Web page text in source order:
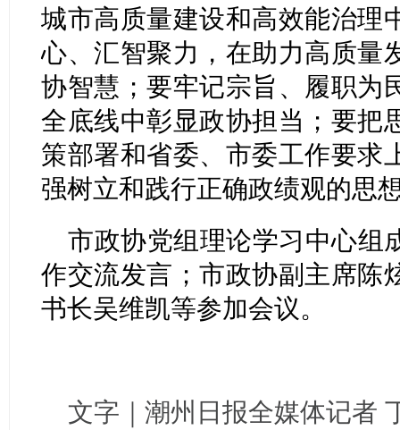
城市高质量建设和高效能治理
心、汇智聚力，在助力高质量
协智慧；要牢记宗旨、履职为
全底线中彰显政协担当；要把
策部署和省委、市委工作要求
强树立和践行正确政绩观的思
市政协党组理论学习中心组
作交流发言；市政协副主席陈
书长吴维凯等参加会议。
文字｜潮州日报全媒体记者